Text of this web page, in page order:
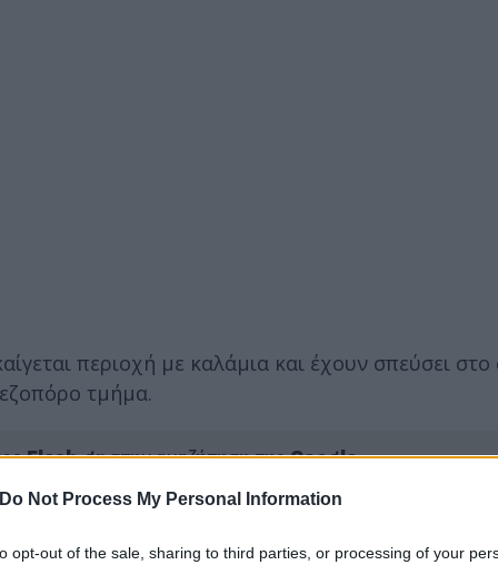
Do Not Process My Personal Information
opt-out of the sale, sharing to third parties, or processing of your
περιοχή με καλάμια και έχουν σπεύσει στο
τμήμα.
Flash.grστην αναζήτηση τηςGoogle